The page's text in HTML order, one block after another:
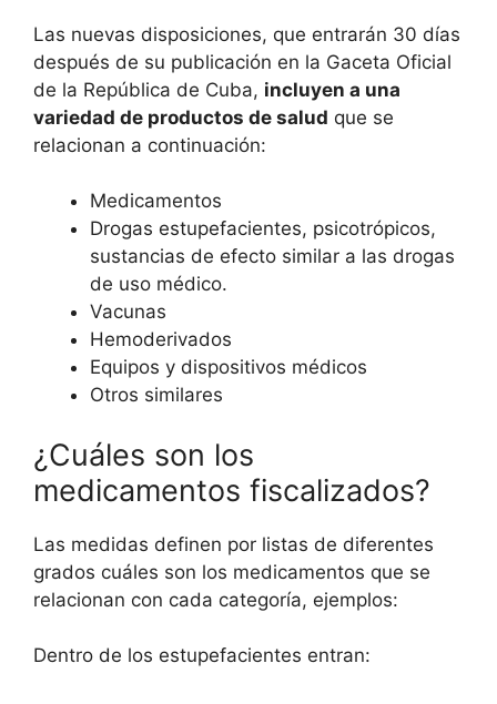
Las nuevas disposiciones, que entrarán 30 días
después de su publicación en la Gaceta Oficial
de la República de Cuba, incluyen a una
variedad de productos de salud que se
relacionan a continuación:
Medicamentos
Drogas estupefacientes, psicotrópicos,
sustancias de efecto similar a las drogas
de uso médico.
Vacunas
Hemoderivados
Equipos y dispositivos médicos
Otros similares
¿Cuáles son los
medicamentos fiscalizados?
Las medidas definen por listas de diferentes
grados cuáles son los medicamentos que se
relacionan con cada categoría, ejemplos:
Dentro de los estupefacientes entran: